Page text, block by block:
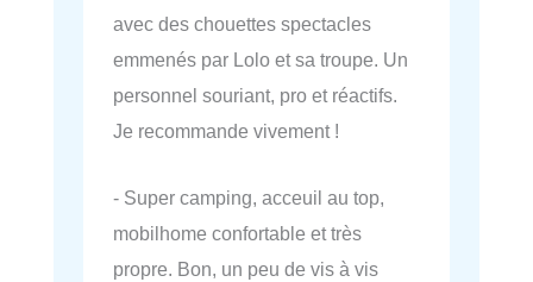
avec des chouettes spectacles
emmenés par Lolo et sa troupe. Un
personnel souriant, pro et réactifs.
Je recommande vivement !
- Super camping, acceuil au top,
mobilhome confortable et très
propre. Bon, un peu de vis à vis